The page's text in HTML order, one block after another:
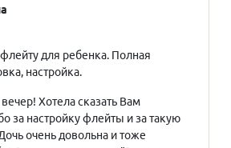
для ребенка. Полная
настройка.
Хотела сказать Вам
за настройку флейты и за такую
очень довольна и тоже